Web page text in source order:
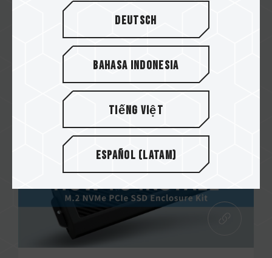
High Endurance 存储卡
有别于一般储存装置，针对专业的监控系统其严
苛的长时间录制环境，符合专业与住家安全监...
Related Product
#High Endurance存储卡
Deutsch
Bahasa Indonesia
Tiếng Việt
Español (Latam)